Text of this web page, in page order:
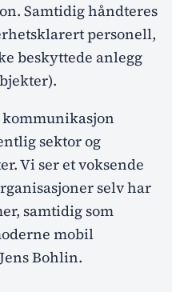
Samtidig håndteres
personell,
beskyttede anlegg
sektor og
Vi ser et voksende
selv har
samtidig som
mobil
Bohlin.